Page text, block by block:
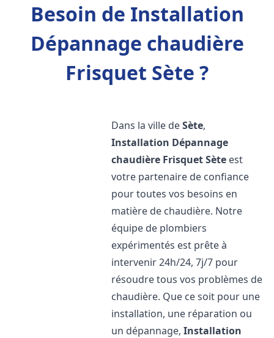
Besoin de Installation
Dépannage chaudière
Frisquet Sète ?
Dans la ville deSète,
Installation Dépannage
chaudière FrisquetSète est
votre partenaire de confiance
pour toutes vos besoins en
matière de chaudière. Notre
équipe de plombiers
expérimentés est prête à
intervenir 24h/24, 7j/7 pour
résoudre tous vos problèmes de
chaudière. Que ce soit pour une
installation, une réparation ou
un dépannage,Installation